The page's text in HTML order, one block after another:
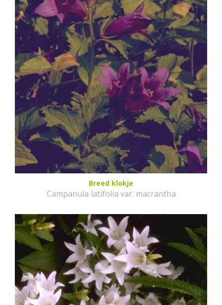
Breed klokje
Campanula latifolia var. macrantha